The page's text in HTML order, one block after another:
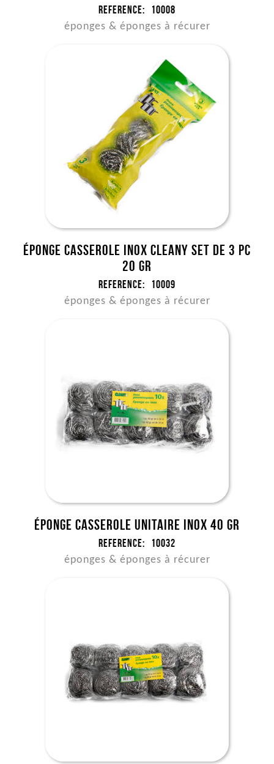
Reference: 10008
éponges & éponges à récurer
Éponge casserole INOX Cleany set de 3 pc
20 gr
Reference: 10009
éponges & éponges à récurer
Éponge casserole unitaire INOX 40 gr
Reference: 10032
éponges & éponges à récurer